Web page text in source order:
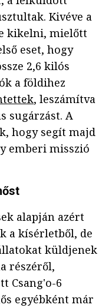
Kivéve a
kikelni, mielőtt
eset, hogy
2,6 kilós
a földihez
, leszámítva
sugárzást. A
hogy segít majd
emberi misszió
alapján azért
a kísérletből, de
küldjenek
részéről,
Csang'o-6
egyébként már